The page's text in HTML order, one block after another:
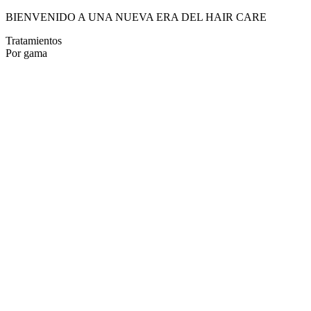
BIENVENIDO A UNA NUEVA ERA DEL HAIR CARE
Tratamientos
Por gama